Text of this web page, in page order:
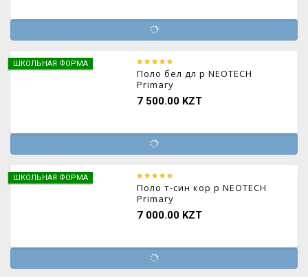
ШКОЛЬНАЯ ФОРМА
Поло бел дл р NEOTECH
Primary
7 500.00 KZT
ШКОЛЬНАЯ ФОРМА
Поло т-син кор р NEOTECH
Primary
7 000.00 KZT